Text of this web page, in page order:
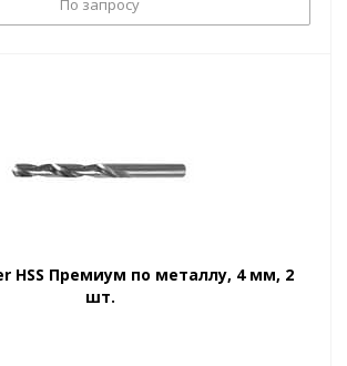
По запросу
HSS Премиум по металлу, 4 мм, 2
шт.